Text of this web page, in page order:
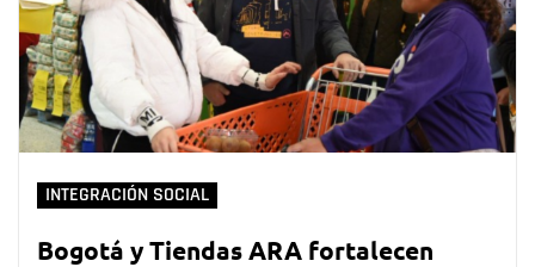
INTEGRACIÓN SOCIAL
Bogotá y Tiendas ARA fortalecen